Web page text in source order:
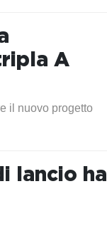
A
il nuovo progetto
lancio ha